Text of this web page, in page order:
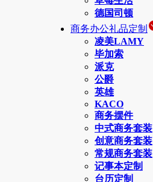
德国司顿
商务办公礼品定制
凌美LAMY
毕加索
派克
公爵
英雄
KACO
商务摆件
中式商务套装
创意商务套装
常规商务套装
记事本定制
台历定制